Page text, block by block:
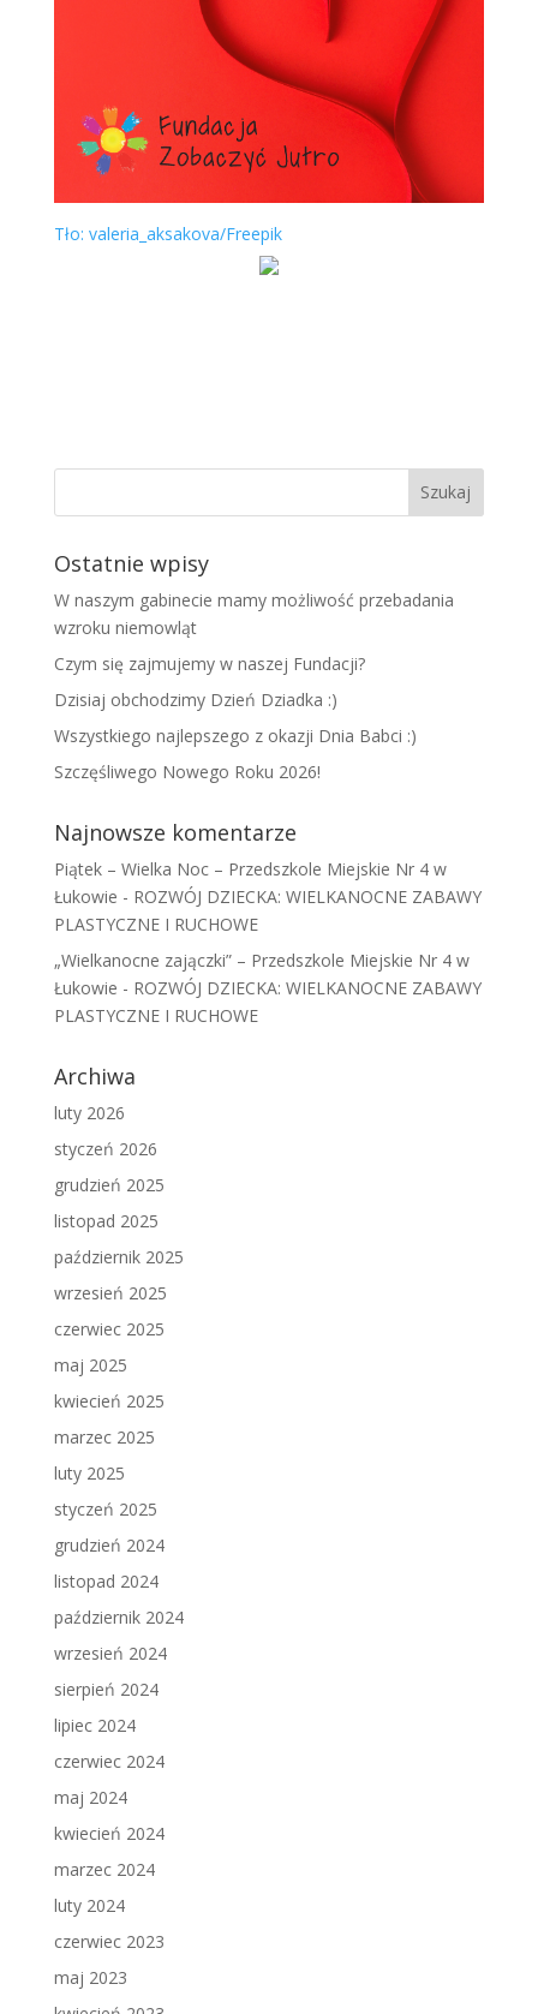
Tło: valeria_aksakova/Freepik
Ostatnie wpisy
W naszym gabinecie mamy możliwość przebadania
wzroku niemowląt
Czym się zajmujemy w naszej Fundacji?
Dzisiaj obchodzimy Dzień Dziadka :)
Wszystkiego najlepszego z okazji Dnia Babci :)
Szczęśliwego Nowego Roku 2026!
Najnowsze komentarze
Piątek – Wielka Noc – Przedszkole Miejskie Nr 4 w
Łukowie - ROZWÓJ DZIECKA: WIELKANOCNE ZABAWY
PLASTYCZNE I RUCHOWE
„Wielkanocne zajączki” – Przedszkole Miejskie Nr 4 w
Łukowie - ROZWÓJ DZIECKA: WIELKANOCNE ZABAWY
PLASTYCZNE I RUCHOWE
Archiwa
luty 2026
styczeń 2026
grudzień 2025
listopad 2025
październik 2025
wrzesień 2025
czerwiec 2025
maj 2025
kwiecień 2025
marzec 2025
luty 2025
styczeń 2025
grudzień 2024
listopad 2024
październik 2024
wrzesień 2024
sierpień 2024
lipiec 2024
czerwiec 2024
maj 2024
kwiecień 2024
marzec 2024
luty 2024
czerwiec 2023
maj 2023